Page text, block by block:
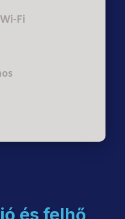
Fi
és felhő